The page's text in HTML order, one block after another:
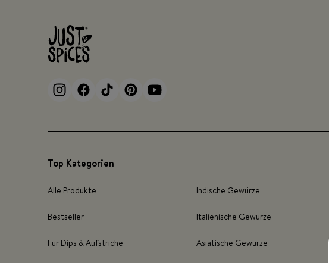
Top Kategorien
Alle Produkte
Bestseller
Für Dips & Aufstriche
Indische Gewürze
Italienische Gewürze
Asiatische Gewürze